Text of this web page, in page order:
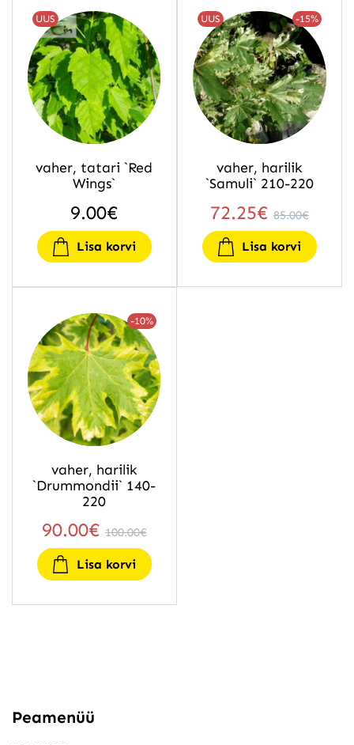
UUS
vaher, tatari `Red
Wings`
9.00€
Lisa korvi
UUS -15%
vaher, harilik
`Samuli` 210-220
85.00€
72.25€
Lisa korvi
-10%
vaher, harilik
`Drummondii` 140-
220
100.00€
90.00€
Lisa korvi
Peamenüü